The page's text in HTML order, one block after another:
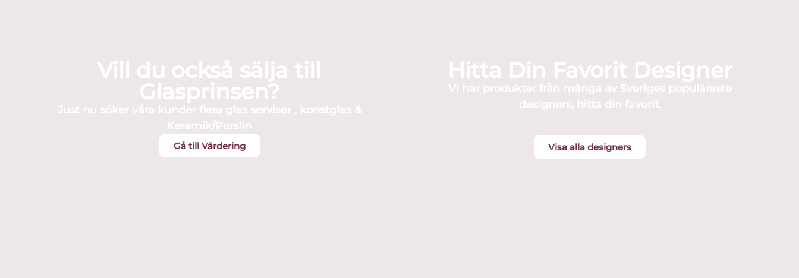
Vill du också sälja till
Glasprinsen?
Just nu söker våra kunder flera glas serviser , konstglas &
Keramik/Porslin
Gå till Värdering
Hitta Din Favorit Designer
Vi har produkter från många av Sveriges populäraste
designers, hitta din favorit.
Visa alla designers